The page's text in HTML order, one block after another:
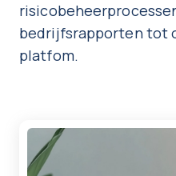
bedrijfsrapporten tot
platfom.